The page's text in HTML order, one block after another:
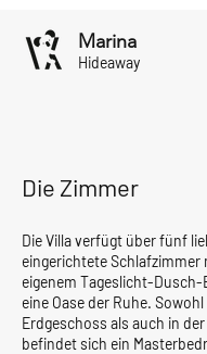
Marina
Hideaway
Die Zimmer
Die Villa verfügt über fünf
eingerichtete Schlafzimmer
eigenem Tageslicht-Dusch-
eine Oase der Ruhe. Sowohl
Erdgeschoss als auch in
befindet sich ein